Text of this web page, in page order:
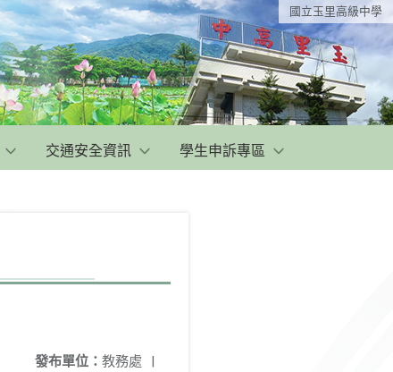
國立玉里高級中學
交通安全資訊 學生申訴專區
發布單位： 教務處 |